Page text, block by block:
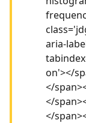
aria-
on'></
</
</
</